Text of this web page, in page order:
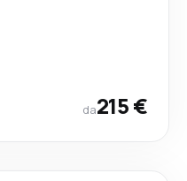
da215 €